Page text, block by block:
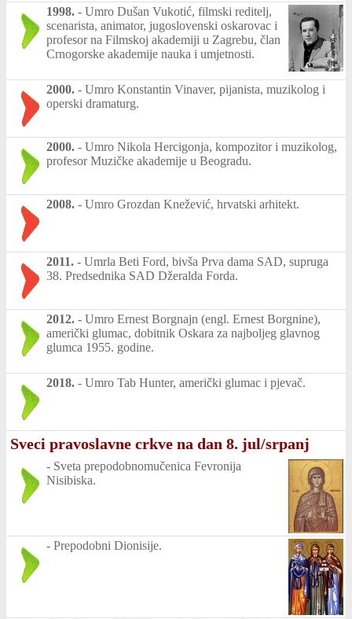
1998. - Umro Dušan Vukotić, filmski reditelj,
scenarista, animator, jugoslovenski oskarovac i
profesor na Filmskoj akademiji u Zagrebu, član
Crnogorske akademije nauka i umjetnosti.
2000. - Umro Konstantin Vinaver, pijanista, muzikolog i
operski dramaturg.
2000. - Umro Nikola Hercigonja, kompozitor i muzikolog,
profesor Muzičke akademije u Beogradu.
2008. - Umro Grozdan Knežević, hrvatski arhitekt.
2011. - Umrla Beti Ford, bivša Prva dama SAD, supruga
38. Predsednika SAD Džeralda Forda.
2012. - Umro Ernest Borgnajn (engl. Ernest Borgnine),
američki glumac, dobitnik Oskara za najboljeg glavnog
glumca 1955. godine.
2018. - Umro Tab Hunter, američki glumac i pjevač.
Sveci pravoslavne crkve na dan 8. jul/srpanj
- Sveta prepodobnomučenica Fevronija
Nisibiska.
- Prepodobni Dionisije.